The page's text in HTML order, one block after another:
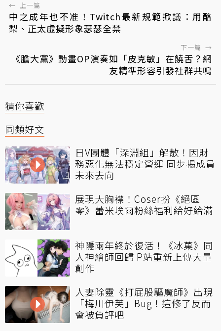
← 上一篇
中之成年也不准！Twitch最新規範掀議：用酪
梨、正太虛擬形象瑟瑟全禁
下一篇 →
《膽大黨》動畫OP演奏如「皮克敏」在饒舌？網
友精準形容引發社群共鳴
猜你喜歡
同類好文
日V團體「深淵組」解散！因財
務惡化無法穩定營運 同步揭成員
未來去向
展現大胸襟！Coser扮《絕區
零》蕾米埃爾粉絲福利給好給滿
神隱兩年終於復活！《冰菓》同
人神繪師回歸 P站重新上傳大量
創作
人妻除靈《打屁股驅魔師》出現
「梅川伊芙」Bug！這修了反而
會被負評吧